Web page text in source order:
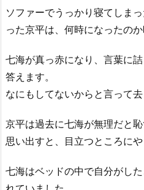
ソファーでうっかり寝てしま
った京平は、何時になったのか
七海が真っ赤になり、言葉に
答えます。
なにもしてないからと言って去
京平は過去に七海が無理だと
思い出すと、目立つところに
七海はベッドの中で自分がし